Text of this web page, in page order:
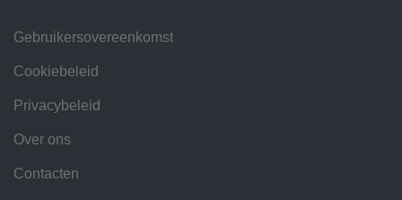
Gebruikersovereenkomst
Cookiebeleid
Privacybeleid
Over ons
Contacten